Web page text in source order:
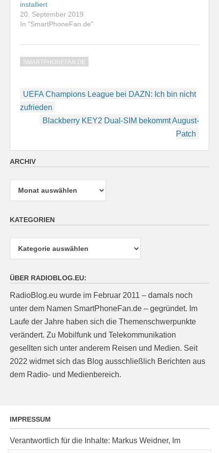
installiert
20. September 2019
In "SmartPhoneFan.de"
SMARTPHONEFAN.DE
Beitragsnavigation
UEFA Champions League bei DAZN: Ich bin nicht
zufrieden
Blackberry KEY2 Dual-SIM bekommt August-
Patch
ARCHIV
Archiv
KATEGORIEN
ÜBER RADIOBLOG.EU:
RadioBlog.eu wurde im Februar 2011 – damals noch
unter dem Namen SmartPhoneFan.de – gegründet. Im
Laufe der Jahre haben sich die Themenschwerpunkte
verändert. Zu Mobilfunk und Telekommunikation
gesellten sich unter anderem Reisen und Medien. Seit
2022 widmet sich das Blog ausschließlich Berichten aus
dem Radio- und Medienbereich.
IMPRESSUM
Verantwortlich für die Inhalte: Markus Weidner, Im